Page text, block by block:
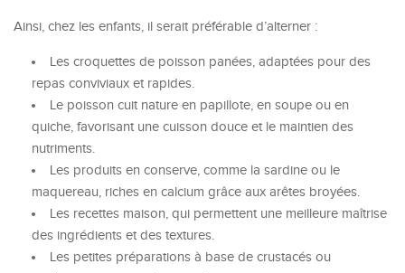
Ainsi, chez les enfants, il serait préférable d’alterner :
Les croquettes de poisson panées, adaptées pour des
repas conviviaux et rapides.
Le poisson cuit nature en papillote, en soupe ou en
quiche, favorisant une cuisson douce et le maintien des
nutriments.
Les produits en conserve, comme la sardine ou le
maquereau, riches en calcium grâce aux arêtes broyées.
Les recettes maison, qui permettent une meilleure maîtrise
des ingrédients et des textures.
Les petites préparations à base de crustacés ou